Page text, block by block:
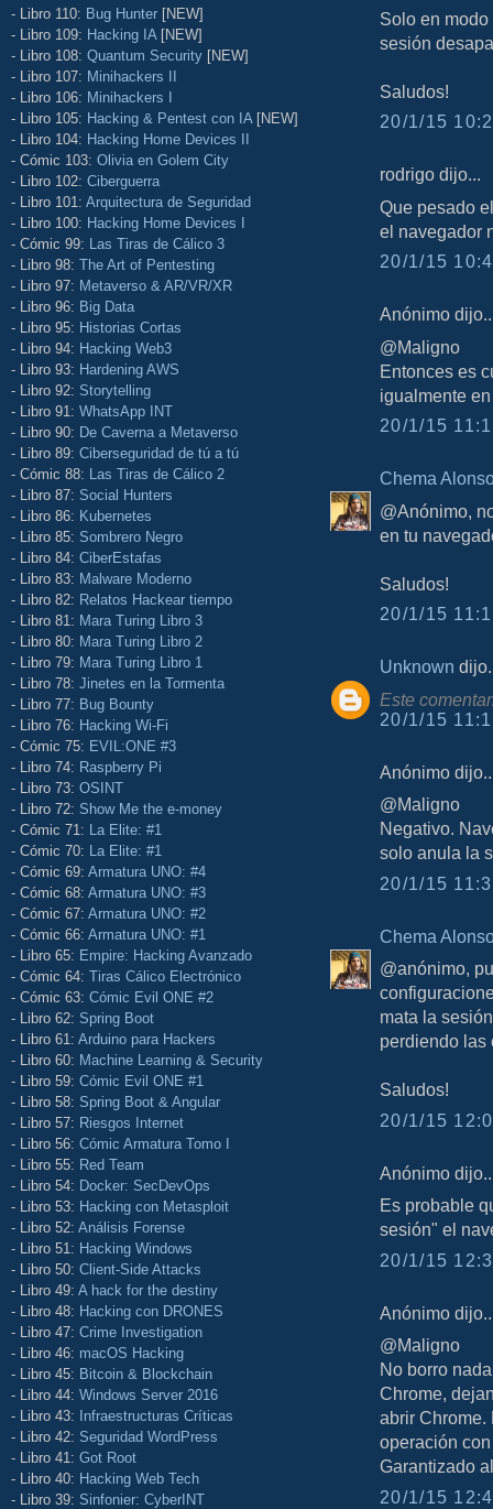
- Libro 110: Bug Hunter [NEW]
- Libro 109: Hacking IA [NEW]
- Libro 108: Quantum Security [NEW]
- Libro 107: Minihackers II
- Libro 106: Minihackers I
- Libro 105: Hacking & Pentest con IA [NEW]
- Libro 104: Hacking Home Devices II
- Cómic 103: Olivia en Golem City
- Libro 102: Ciberguerra
- Libro 101: Arquitectura de Seguridad
- Libro 100: Hacking Home Devices I
- Cómic 99: Las Tiras de Cálico 3
- Libro 98: The Art of Pentesting
- Libro 97: Metaverso & AR/VR/XR
- Libro 96: Big Data
- Libro 95: Historias Cortas
- Libro 94: Hacking Web3
- Libro 93: Hardening AWS
- Libro 92: Storytelling
- Libro 91: WhatsApp INT
- Libro 90: De Caverna a Metaverso
- Libro 89: Ciberseguridad de tú a tú
- Cómic 88: Las Tiras de Cálico 2
- Libro 87: Social Hunters
- Libro 86: Kubernetes
- Libro 85: Sombrero Negro
- Libro 84: CiberEstafas
- Libro 83: Malware Moderno
- Libro 82: Relatos Hackear tiempo
- Libro 81: Mara Turing Libro 3
- Libro 80: Mara Turing Libro 2
- Libro 79: Mara Turing Libro 1
- Libro 78: Jinetes en la Tormenta
- Libro 77: Bug Bounty
- Libro 76: Hacking Wi-Fi
- Cómic 75: EVIL:ONE #3
- Libro 74: Raspberry Pi
- Libro 73: OSINT
- Libro 72: Show Me the e-money
- Cómic 71: La Elite: #1
- Cómic 70: La Elite: #1
- Cómic 69: Armatura UNO: #4
- Cómic 68: Armatura UNO: #3
- Cómic 67: Armatura UNO: #2
- Cómic 66: Armatura UNO: #1
- Libro 65: Empire: Hacking Avanzado
- Cómic 64: Tiras Cálico Electrónico
- Cómic 63: Cómic Evil ONE #2
- Libro 62: Spring Boot
- Libro 61: Arduino para Hackers
- Libro 60: Machine Learning & Security
- Libro 59: Cómic Evil ONE #1
- Libro 58: Spring Boot & Angular
- Libro 57: Riesgos Internet
- Libro 56: Cómic Armatura Tomo I
- Libro 55: Red Team
- Libro 54: Docker: SecDevOps
- Libro 53: Hacking con Metasploit
- Libro 52: Análisis Forense
- Libro 51: Hacking Windows
- Libro 50: Client-Side Attacks
- Libro 49: A hack for the destiny
- Libro 48: Hacking con DRONES
- Libro 47: Crime Investigation
- Libro 46: macOS Hacking
- Libro 45: Bitcoin & Blockchain
- Libro 44: Windows Server 2016
- Libro 43: Infraestructuras Críticas
- Libro 42: Seguridad WordPress
- Libro 41: Got Root
- Libro 40: Hacking Web Tech
- Libro 39: Sinfonier: CyberINT
Solo en
sesión
Saludos!
20/1/15
rodrigo dijo...
Que pesado
el navegador
20/1/15
Anónimo
@Maligno
Entonces es
igualmente
20/1/15
Chema
@Anónimo,
en tu
Saludos!
20/1/15
Unknown
Este
20/1/15
Anónimo
@Maligno
Negativo.
solo anula la
20/1/15
Chema
@anónimo,
mata la
perdiendo las
Saludos!
20/1/15
Anónimo
Es probable
sesión" el
20/1/15
Anónimo
@Maligno
No borro
Chrome,
abrir Chrome.
operación
Garantizado
20/1/15